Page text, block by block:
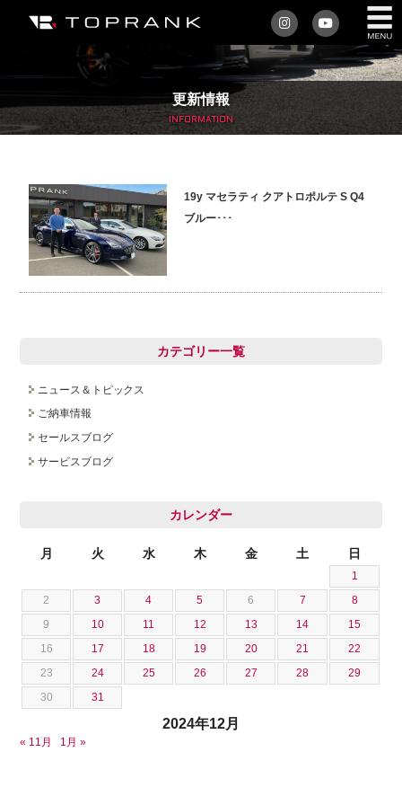
私たちについて
車を買う
アフターサービス
車を売る
店舗/スタッフ情報
トップランク・マガジン
更新情報
INFORMATION
19y マセラティ クアトロポルテ S Q4
ブルー･･･
カテゴリー一覧
ニュース＆トピックス
ご納車情報
セールスブログ
サービスブログ
カレンダー
2024年12月
月 火 水 木 金 土 日
1
2
3 4 5 6 7
8
9
10 11 12 13 14
15
16
17 18 19 20 21
22
23
24 25 26 27 28
29
30
31
« 11月 1月 »